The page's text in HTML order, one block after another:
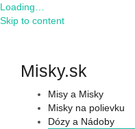
Loading…
Skip to content
Misky.sk
Misy a Misky
Misky na polievku
Dózy a Nádoby